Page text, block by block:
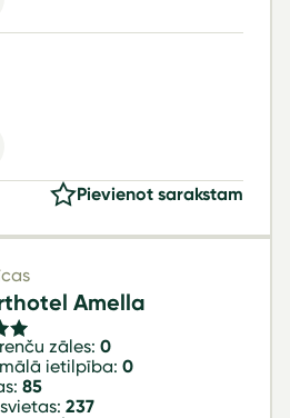
Pievienot sarakstam
Amella
zāles: 0
ietilpība: 0
85
237